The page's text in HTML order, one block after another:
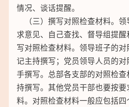
情况、谈话提醒。
（三）撰写对照检查材料。领
求意见、自己查找、督导组提
写对照检查材料。领导班子的
记主持撰写；党员领导人员的
手撰写。总部各支部的对照检
持撰写。其他党员干部也要按
料。对照检查材料一般应包括